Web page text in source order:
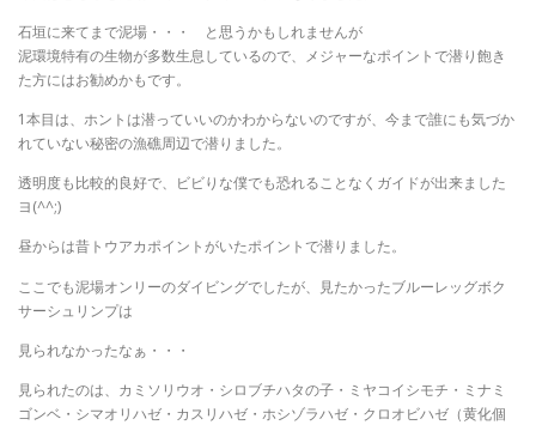
石垣に来てまで泥場・・・ と思うかもしれませんが
泥環境特有の生物が多数生息しているので、メジャーなポイントで潜り飽き
た方にはお勧めかもです。
1本目は、ホントは潜っていいのかわからないのですが、今まで誰にも気づか
れていない秘密の漁礁周辺で潜りました。
透明度も比較的良好で、ビビりな僕でも恐れることなくガイドが出来ました
ヨ(^^;)
昼からは昔トウアカポイントがいたポイントで潜りました。
ここでも泥場オンリーのダイビングでしたが、見たかったブルーレッグボク
サーシュリンプは
見られなかったなぁ・・・
見られたのは、カミソリウオ・シロブチハタの子・ミヤコイシモチ・ミナミ
ゴンベ・シマオリハゼ・カスリハゼ・ホシゾラハゼ・クロオビハゼ（黄化個